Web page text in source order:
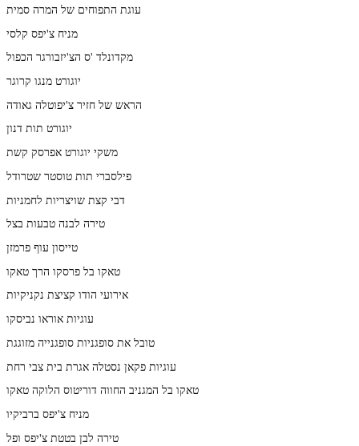
עוגת התפוחים של המרה סמית
מניח צ'יפס קלסי
מקדונלד 'ס הצ'יזבורגר הכפול
יוגורט מנגו קרוגר
הראש של חזיר צ'יפוטלה גאודה
יוגורט תות דנון
משקי יוגורט אפרסק קשת
פילסברי תות טוסטר שטרודל
דבי קצת שויצריות לחמניות
טירה לבנה טבעות בצל
טייסון עוף פרמזן
טאקו בל פרסקו הרך טאקו
אירועי הודו קציצת נקניקיות
עוגיות אוראו נביסקו
טובל את סופגניות סופגנייה מזוגגת
עוגיות פקאן נסטלה אגרת בית צבי רחת
טאקו בל המגניב החווה דוריטוס הלוקה טאקו
מניח צ'יפס ברביקיו
טירה לבן בטטת צ'יפס ופל